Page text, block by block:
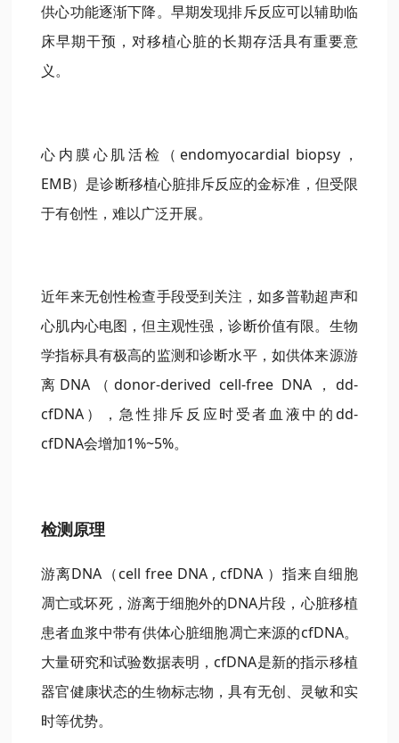
供心功能逐渐下降。 早期发现排斥反应可以辅助临
床早期干预，对移植心脏的长期存活具有重要意
义。
心内膜心肌活检（endomyocardial biopsy，
EMB）是诊断移植心脏排斥反应的金标准，但受限
于有创性，难以广泛开展。
近年来无创性检查手段受到关注，如多普勒超声和
心肌内心电图，但主观性强，诊断价值有限。生物
学指标具有极高的监测和诊断水平，如供体来源游
离DNA（donor-derived cell-free DNA，dd-
cfDNA），急性排斥反应时受者血液中的dd-
cfDNA会增加1%~5%。
检测原理
游离DNA（cell free DNA , cfDNA ）指来自细胞
凋亡或坏死，游离于细胞外的DNA片段，心脏移植
患者血浆中带有供体心脏细胞凋亡来源的cfDNA。
大量研究和试验数据表明，cfDNA是新的指示移植
器官健康状态的生物标志物，具有无创、灵敏和实
时等优势。